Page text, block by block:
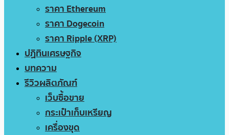
ราคา Ethereum
ราคา Dogecoin
ราคา Ripple (XRP)
ปฏิทินเศรษฐกิจ
บทความ
รีวิวผลิตภัณฑ์
เว็บซื้อขาย
กระเป๋าเก็บเหรียญ
เครื่องขุด